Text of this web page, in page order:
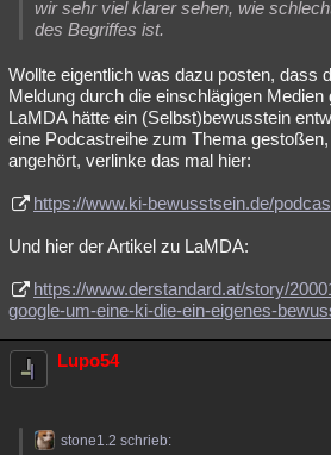
wir sehr viel klarer sehen, wie
des Begriffes ist.
Wollte eigentlich was dazu posten, dass
Meldung durch die einschlägigen Medien
LaMDA hätte ein (Selbst)bewusstein
eine Podcastreihe zum Thema
angehört, verlinke das mal hier:
https://www.ki-bewusstsein.de/
Und hier der Artikel zu LaMDA:
https://www.derstandard.at/story/
google-um-eine-ki-die-ein-eigenes-
Lupo54
stone1.2 schrieb: